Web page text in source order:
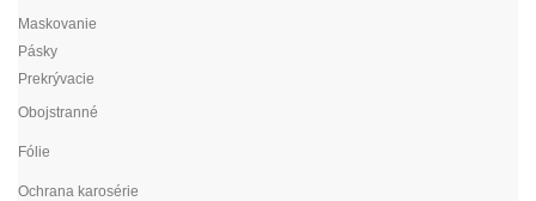
Maskovanie
Pásky
Prekrývacie
Obojstranné
Fólie
Ochrana karosérie